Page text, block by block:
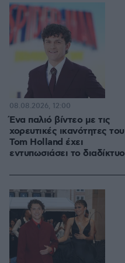
Ένα παλιό βίντεο με τις
χορευτικές ικανότητες του
Tom Holland έχει
εντυπωσιάσει το διαδίκτυο
08.08.2026, 12:00